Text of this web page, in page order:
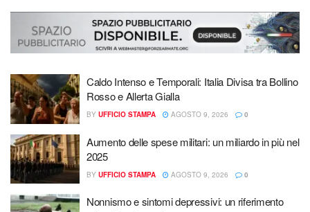
Caldo Intenso e Temporali: Italia Divisa tra Bollino
Rosso e Allerta Gialla
BY UFFICIO STAMPA AGOSTO 9, 2026 0
Aumento delle spese militari: un miliardo in più nel
2025
BY UFFICIO STAMPA AGOSTO 9, 2026 0
Nonnismo e sintomi depressivi: un riferimento